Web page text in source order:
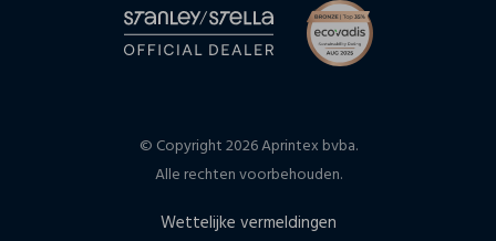
© Copyright 2026 Aprintex bvba.
Alle rechten voorbehouden.
Wettelijke vermeldingen